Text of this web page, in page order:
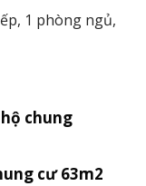
1 phòng ngủ,
chung
cư 63m2